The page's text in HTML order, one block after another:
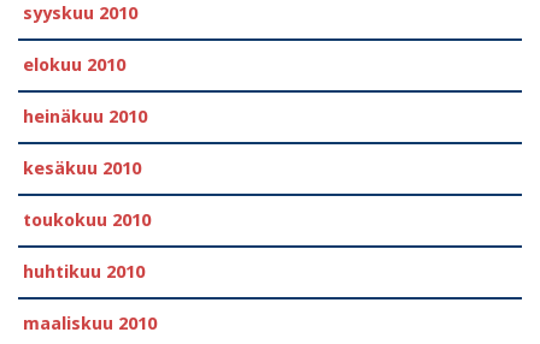
syyskuu 2010
elokuu 2010
heinäkuu 2010
kesäkuu 2010
toukokuu 2010
huhtikuu 2010
maaliskuu 2010